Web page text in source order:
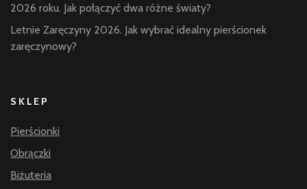
2026 roku. Jak połączyć dwa różne światy?
Letnie Zaręczyny 2026. Jak wybrać idealny pierścionek
zaręczynowy?
SKLEP
Pierścionki
Obrączki
Biżuteria